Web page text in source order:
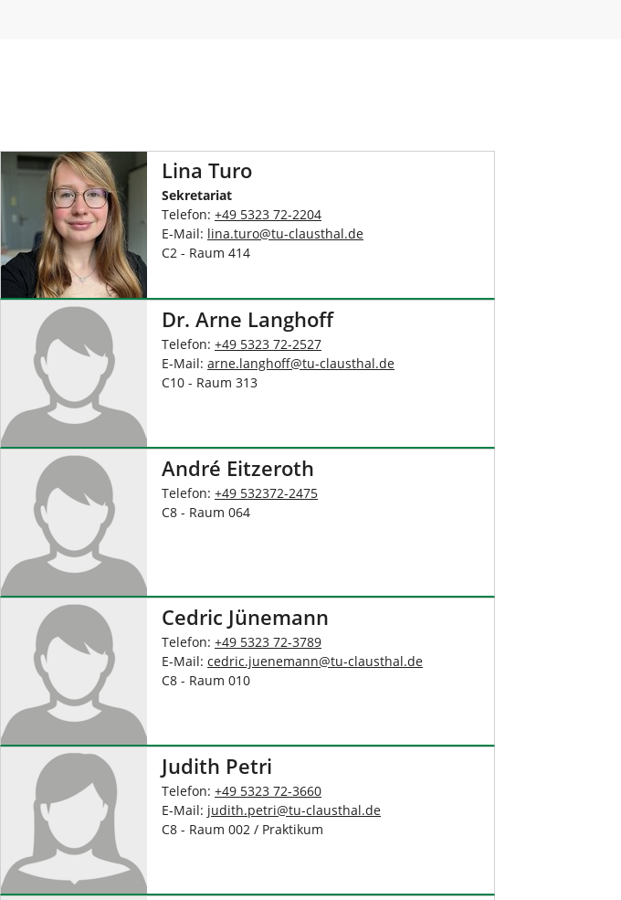
Lina Turo
Sekretariat
Telefon: +49 5323 72-2204
E-Mail: lina.turo@tu-clausthal.de
C2 - Raum 414
Dr. Arne Langhoff
Telefon: +49 5323 72-2527
E-Mail: arne.langhoff@tu-clausthal.de
C10 - Raum 313
André Eitzeroth
Telefon: +49 532372-2475
C8 - Raum 064
Cedric Jünemann
Telefon: +49 5323 72-3789
E-Mail: cedric.juenemann@tu-clausthal.de
C8 - Raum 010
Judith Petri
Telefon: +49 5323 72-3660
E-Mail: judith.petri@tu-clausthal.de
C8 - Raum 002 / Praktikum